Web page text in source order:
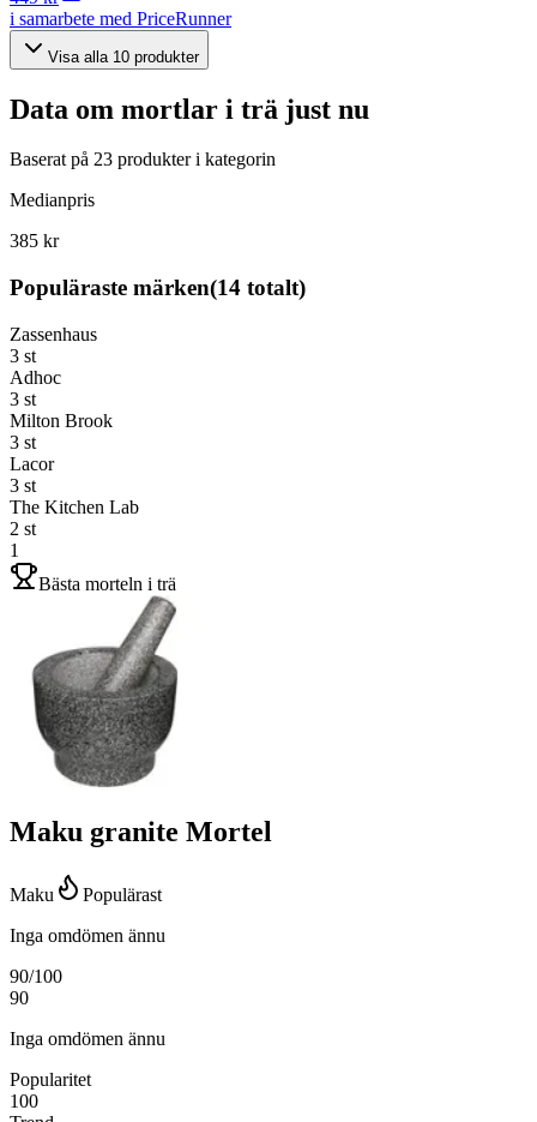
i samarbete med PriceRunner
Visa alla 10 produkter
Data om mortlar i trä just nu
Baserat på 23 produkter i kategorin
Medianpris
385 kr
Populäraste märken(14 totalt)
Zassenhaus
3 st
Adhoc
3 st
Milton Brook
3 st
Lacor
3 st
The Kitchen Lab
2 st
1
Bästa morteln i trä
Maku granite Mortel
Maku
Populärast
Inga omdömen ännu
90/100
90
Inga omdömen ännu
Popularitet
100